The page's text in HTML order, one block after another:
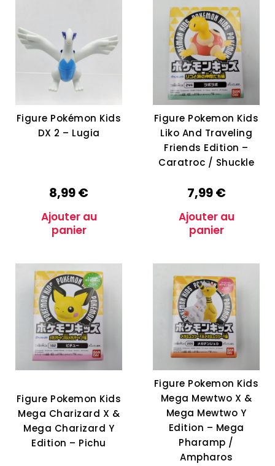
Figure Pokémon Kids
DX 2 – Lugia
8,99€
Ajouter au
panier
Figure Pokemon Kids
Liko And Traveling
Friends Edition –
Caratroc / Shuckle
7,99€
Ajouter au
panier
Figure Pokemon Kids
Mega Charizard X &
Mega Charizard Y
Edition – Pichu
Figure Pokemon Kids
Mega Mewtwo X &
Mega Mewtwo Y
Edition – Mega
Pharamp /
Ampharos